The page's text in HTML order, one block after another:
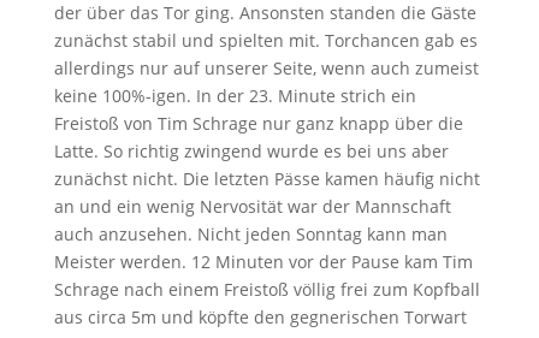
der über das Tor ging. Ansonsten standen die Gäste
zunächst stabil und spielten mit. Torchancen gab es
allerdings nur auf unserer Seite, wenn auch zumeist
keine 100%-igen. In der 23. Minute strich ein
Freistoß von Tim Schrage nur ganz knapp über die
Latte. So richtig zwingend wurde es bei uns aber
zunächst nicht. Die letzten Pässe kamen häufig nicht
an und ein wenig Nervosität war der Mannschaft
auch anzusehen. Nicht jeden Sonntag kann man
Meister werden. 12 Minuten vor der Pause kam Tim
Schrage nach einem Freistoß völlig frei zum Kopfball
aus circa 5m und köpfte den gegnerischen Torwart